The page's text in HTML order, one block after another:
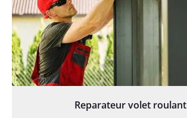
Reparateur volet roulant